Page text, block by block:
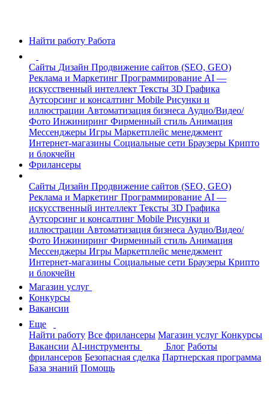
Найти работу Работа
Сайты Дизайн Продвижение сайтов (SEO, GEO)
Реклама и Маркетинг Программирование AI —
искусственный интеллект Тексты 3D Графика
Аутсорсинг и консалтинг Mobile Рисунки и
иллюстрации Автоматизация бизнеса Аудио/Видео/
Фото Инжиниринг Фирменный стиль Анимация
Мессенджеры Игры Маркетплейс менеджмент
Интернет-магазины Социальные сети Браузеры Крипто
и блокчейн
Фрилансеры
Сайты Дизайн Продвижение сайтов (SEO, GEO)
Реклама и Маркетинг Программирование AI —
искусственный интеллект Тексты 3D Графика
Аутсорсинг и консалтинг Mobile Рисунки и
иллюстрации Автоматизация бизнеса Аудио/Видео/
Фото Инжиниринг Фирменный стиль Анимация
Мессенджеры Игры Маркетплейс менеджмент
Интернет-магазины Социальные сети Браузеры Крипто
и блокчейн
Магазин услуг
Конкурсы
Вакансии
Еще
Найти работу Все фрилансеры Магазин услуг Конкурсы
Вакансии AI-инструменты Блог Работы
фрилансеров Безопасная сделка Партнерская программа
База знаний Помощь